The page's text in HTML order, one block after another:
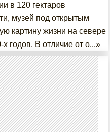
в 120 гектаров
музей под открытым
картину жизни на севере
годов. В отличие от о...»